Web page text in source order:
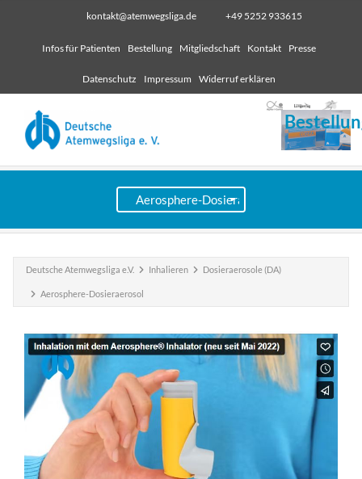
kontakt@atemwegsliga.de +49 5252 933615
Infos für Patienten Bestellung Mitgliedschaft Kontakt Presse
Datenschutz Impressum Widerruf erklären
Deutsche Atemwegsliga e.V. Inhalieren Dosieraerosole (DA)
Aerosphere-Dosieraerosol